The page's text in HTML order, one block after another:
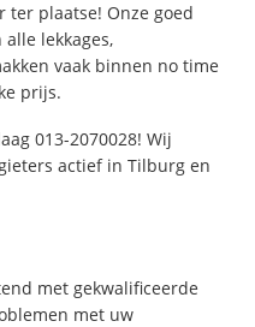
plaatse! Onze goed
lekkages,
vaak binnen no time
prijs.
013-2070028! Wij
actief in Tilburg en
met gekwalificeerde
met uw